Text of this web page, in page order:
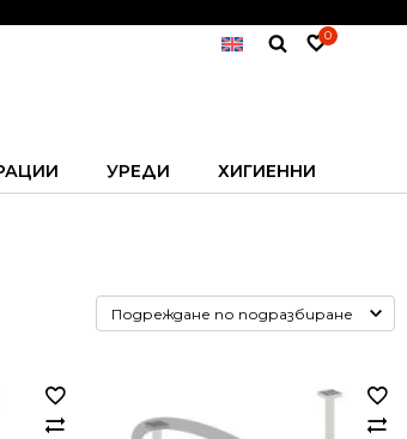
УРЕДИ ХИГИЕННИ
0